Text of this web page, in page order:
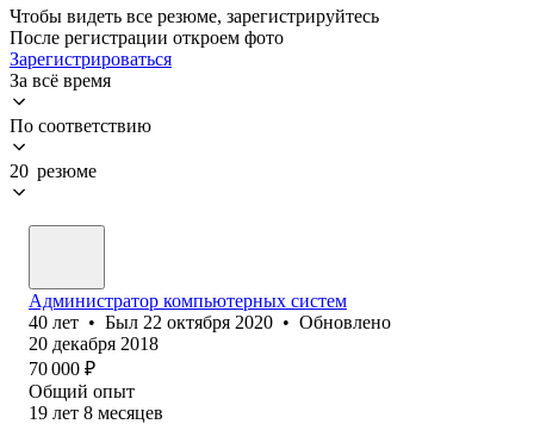
Чтобы видеть все резюме, зарегистрируйтесь
После регистрации откроем фото
Зарегистрироваться
За всё время
По соответствию
20 резюме
Администратор компьютерных систем
40 лет • Был 22 октября 2020 • Обновлено
20 декабря 2018
70 000 ₽
Общий опыт
19 лет 8 месяцев